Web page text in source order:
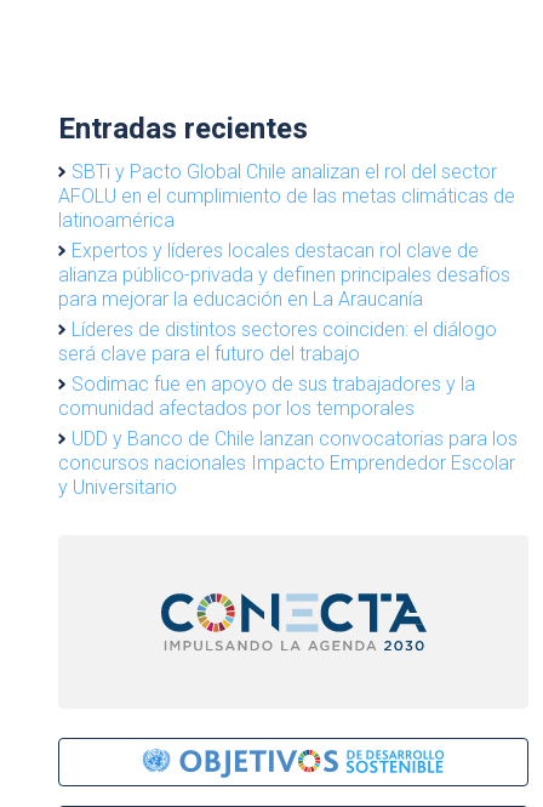
Entradas recientes
SBTi y Pacto Global Chile analizan el rol del sector
AFOLU en el cumplimiento de las metas climáticas de
latinoamérica
Expertos y líderes locales destacan rol clave de
alianza público-privada y definen principales desafíos
para mejorar la educación en La Araucanía
Líderes de distintos sectores coinciden: el diálogo
será clave para el futuro del trabajo
Sodimac fue en apoyo de sus trabajadores y la
comunidad afectados por los temporales
UDD y Banco de Chile lanzan convocatorias para los
concursos nacionales Impacto Emprendedor Escolar
y Universitario